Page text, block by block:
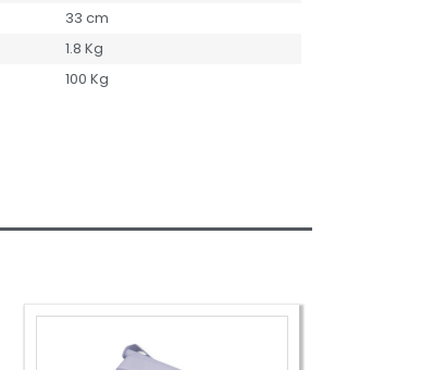
33 cm
1.8 Kg
100 Kg